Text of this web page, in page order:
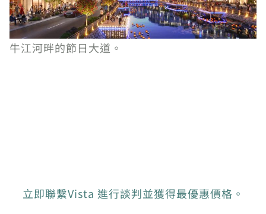
牛江河畔的節日大道。
立即聯繫Vista 進行談判並獲得最優惠價格。